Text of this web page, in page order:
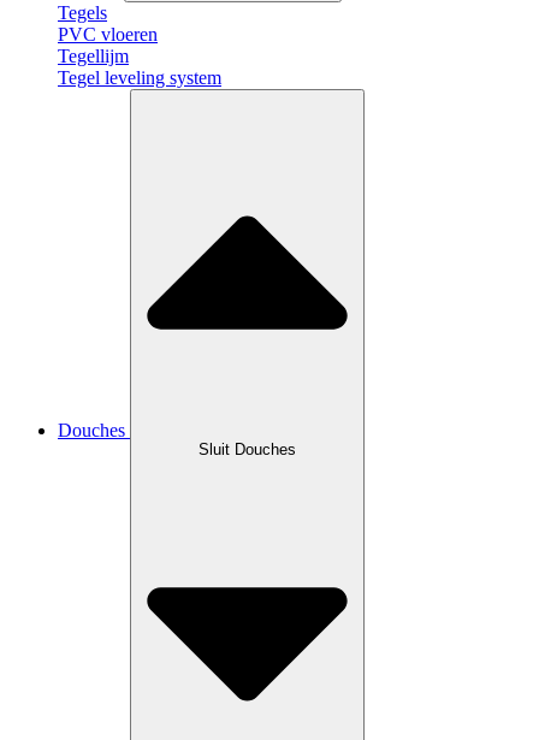
Tegels
PVC vloeren
Tegellijm
Tegel leveling system
Douches
Sluit Douches